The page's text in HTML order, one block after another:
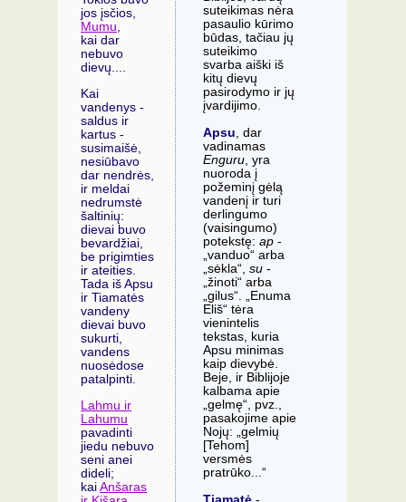
jos įsčios,
Mumu,
kai dar
nebuvo
dievų....
Kai
vandenys -
saldus ir
kartus -
susimaišė,
nesiūbavo
dar nendrės,
ir meldai
nedrumstė
šaltinių:
dievai buvo
bevardžiai,
be prigimties
ir ateities.
Tada iš Apsu
ir Tiamatės
vandeny
dievai buvo
sukurti,
vandens
nuosėdose
patalpinti.
Lahmu ir
Lahumu
pavadinti
jiedu nebuvo
seni anei
dideli;
kaiAnšaras
suteikimas nėra
pasaulio kūrimo
būdas, tačiau jų
suteikimo
svarba aiški iš
kitų dievų
pasirodymo ir jų
įvardijimo.
Apsu , dar
vadinamas
Enguru , yra
nuoroda į
požeminį gėlą
vandenį ir turi
derlingumo
(vaisingumo)
potekstę:ap -
„vanduo“ arba
„sėkla“,su -
„žinoti“ arba
„gilus“. „Enuma
Eliš“ tėra
vienintelis
tekstas, kuria
Apsu minimas
kaip dievybė.
Beje, ir Biblijoje
kalbama apie
„gelmę“, pvz.,
pasakojime apie
Nojų: „gelmių
[Tehom]
versmės
pratrūko...“
Tiamatė